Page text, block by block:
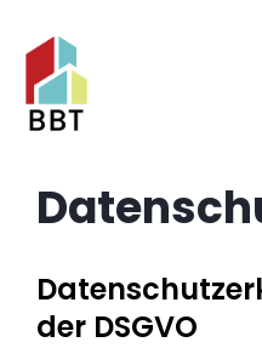
der DSGVO